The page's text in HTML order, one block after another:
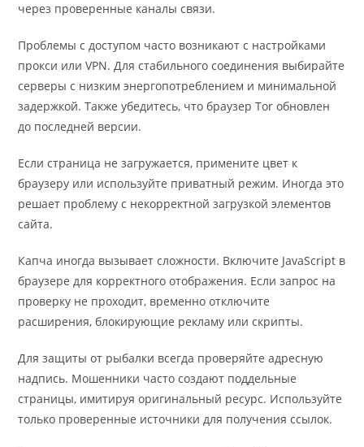
через проверенные каналы связи.
Проблемы с доступом часто возникают с настройками
прокси или VPN. Для стабильного соединения выбирайте
серверы с низким энергопотреблением и минимальной
задержкой. Также убедитесь, что браузер Tor обновлен
до последней версии.
Если страница не загружается, примените цвет к
браузеру или используйте приватный режим. Иногда это
решает проблему с некорректной загрузкой элементов
сайта.
Капча иногда вызывает сложности. Включите JavaScript в
браузере для корректного отображения. Если запрос на
проверку не проходит, временно отключите
расширения, блокирующие рекламу или скрипты.
Для защиты от рыбалки всегда проверяйте адресную
надпись. Мошенники часто создают поддельные
страницы, имитируя оригинальный ресурс. Используйте
только проверенные источники для получения ссылок.